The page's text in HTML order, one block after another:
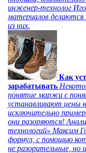
инженер-технолог
материалов
из них.
Как
зарабатывать
понятие маржи с
устанавливают цены
исключительно
они разоряются!
технологий» Максим
формул, с помощью
не разорительные, но